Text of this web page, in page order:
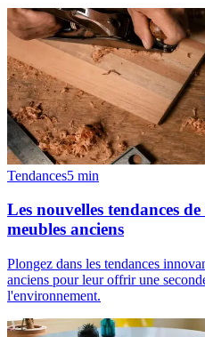
Tendances5 min
Les nouvelles tendances
meubles anciens
Plongez dans les tendances
anciens pour leur offrir une
l'environnement.